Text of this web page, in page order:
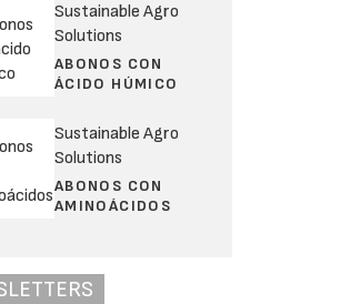
Sustainable Agro
Solutions
ABONOS CON
ÁCIDO HÚMICO
Sustainable Agro
Solutions
ABONOS CON
AMINOÁCIDOS